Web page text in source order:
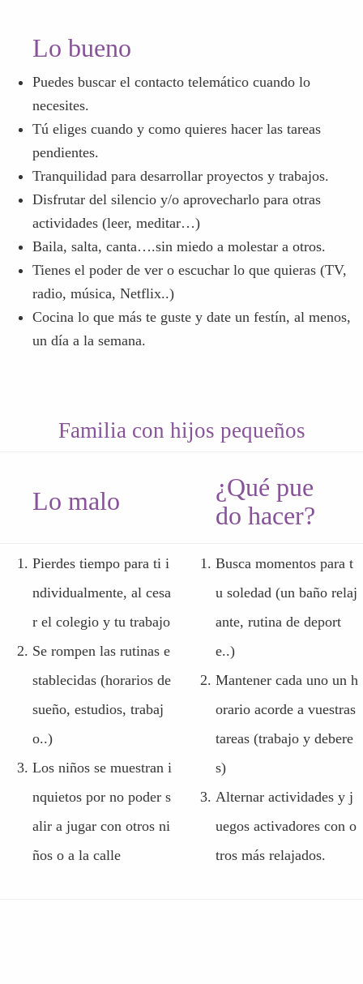
Lo bueno
Puedes buscar el contacto telemático cuando lo
necesites.
Tú eliges cuando y como quieres hacer las tareas
pendientes.
Tranquilidad para desarrollar proyectos y trabajos.
Disfrutar del silencio y/o aprovecharlo para otras
actividades (leer, meditar…)
Baila, salta, canta….sin miedo a molestar a otros.
Tienes el poder de ver o escuchar lo que quieras (TV,
radio, música, Netflix..)
Cocina lo que más te guste y date un festín, al menos,
un día a la semana.
Familia con hijos pequeños
Lo malo
¿Qué pue
do hacer?
Pierdes tiempo para ti i
ndividualmente, al cesa
r el colegio y tu trabajo
Se rompen las rutinas e
stablecidas (horarios de
sueño, estudios, trabaj
o..)
Los niños se muestran i
nquietos por no poder s
alir a jugar con otros ni
ños o a la calle
Busca momentos para t
u soledad (un baño relaj
ante, rutina de deport
e..)
Mantener cada uno un h
orario acorde a vuestras
tareas (trabajo y debere
s)
Alternar actividades y j
uegos activadores con o
tros más relajados.